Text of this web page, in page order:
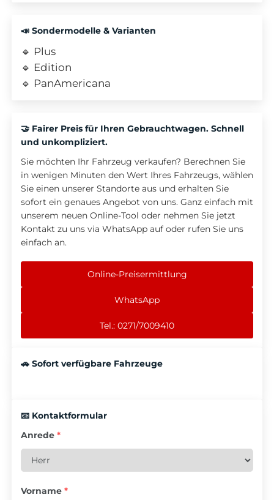
📣 Sondermodelle & Varianten
🔹 Plus
🔹 Edition
🔹 PanAmericana
🤝 Fairer Preis für Ihren Gebrauchtwagen. Schnell
und unkompliziert.
Sie möchten Ihr Fahrzeug verkaufen? Berechnen Sie
in wenigen Minuten den Wert Ihres Fahrzeugs, wählen
Sie einen unserer Standorte aus und erhalten Sie
sofort ein genaues Angebot von uns. Ganz einfach mit
unserem neuen Online-Tool oder nehmen Sie jetzt
Kontakt zu uns via WhatsApp auf oder rufen Sie uns
einfach an.
Online-Preisermittlung
WhatsApp
Tel.: 0271/7009410
🚗 Sofort verfügbare Fahrzeuge
📧 Kontaktformular
Anrede *
Vorname *